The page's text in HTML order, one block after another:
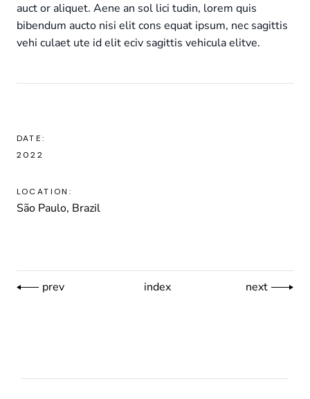
DATE:
2022
LOCATION:
São Paulo, Brazil
auct or aliquet. Aene an sol lici tudin, lorem quis
bibendum aucto nisi elit cons equat ipsum, nec sagittis
vehi culaet ute id elit eciv sagittis vehicula elitve.
prev index next